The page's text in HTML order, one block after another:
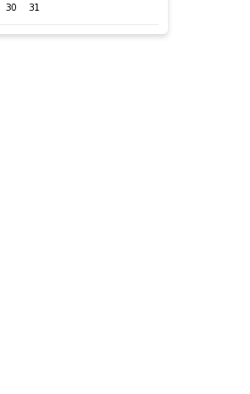
30
31